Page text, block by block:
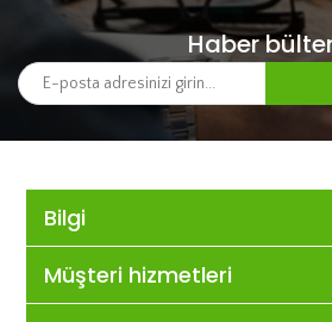
Haber
Bilgi
Müşteri hizmetleri